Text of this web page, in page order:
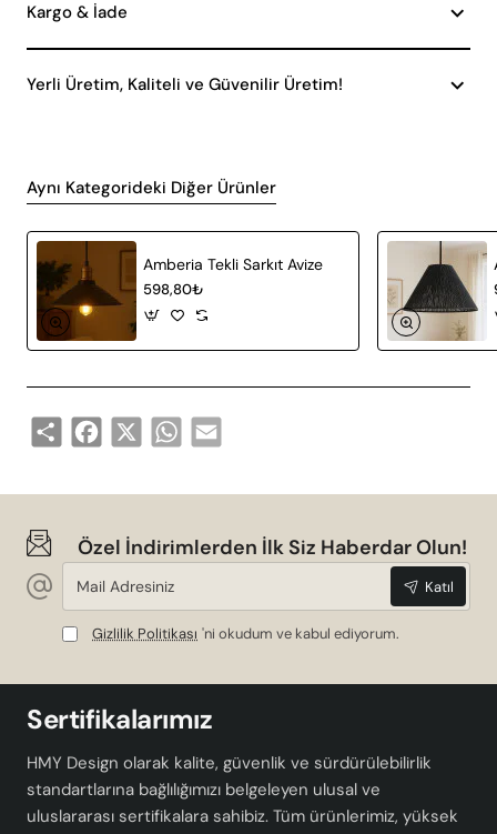
Kargo & İade
Yerli Üretim, Kaliteli ve Güvenilir Üretim!
Aynı Kategorideki Diğer Ürünler
Amberia Tekli Sarkıt Avize
598,80₺
Share Facebook
X WhatsApp
Email
Özel İndirimlerden İlk Siz Haberdar Olun!
Mail
Adresiniz
Katıl
Gizlilik Politikası 'ni okudum ve kabul ediyorum.
Sertifikalarımız
HMY Design olarak kalite, güvenlik ve sürdürülebilirlik
standartlarına bağlılığımızı belgeleyen ulusal ve
uluslararası sertifikalara sahibiz. Tüm ürünlerimiz, yüksek